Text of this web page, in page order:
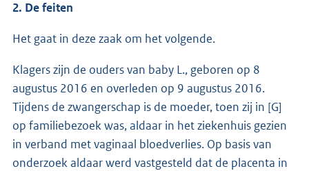
2. De feiten
Het gaat in deze zaak om het volgende.
Klagers zijn de ouders van baby L., geboren op 8
augustus 2016 en overleden op 9 augustus 2016.
Tijdens de zwangerschap is de moeder, toen zij in [G]
op familiebezoek was, aldaar in het ziekenhuis gezien
in verband met vaginaal bloedverlies. Op basis van
onderzoek aldaar werd vastgesteld dat de placenta in